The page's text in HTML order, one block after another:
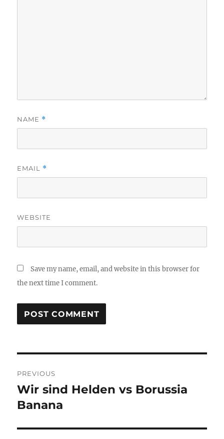
NAME *
EMAIL *
WEBSITE
Save my name, email, and website in this browser for
the next time I comment.
navigation
PREVIOUS
Previous
post:
Wir sind Helden vs Borussia
Banana